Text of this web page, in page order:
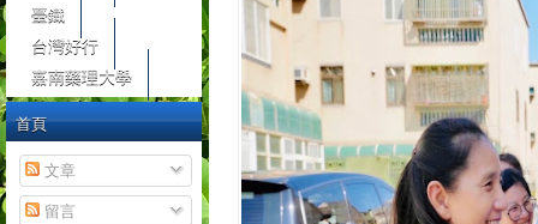
臺鐵
台灣好行
嘉南藥理大學
首頁
文章
留言